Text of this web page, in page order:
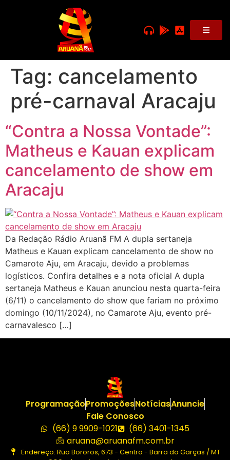
Tag: cancelamento
pré-carnaval Aracaju
“Contra a Nossa Vontade”:
Matheus e Kauan explicam
cancelamento de show em
Aracaju
Da Redação Rádio Aruanã FM A dupla sertaneja
Matheus e Kauan explicam cancelamento de show no
Camarote Aju, em Aracaju, devido a problemas
logísticos. Confira detalhes e a nota oficial A dupla
sertaneja Matheus e Kauan anunciou nesta quarta-feira
(6/11) o cancelamento do show que fariam no próximo
domingo (10/11/2024), no Camarote Aju, evento pré-
carnavalesco […]
ProgramaçãoPromoçõesNotíciasAnuncie
Fale Conosco
(66) 9 9909-1021
(66) 3401-1345
aruana@aruanafm.com.br
Endereço: Rua Bororos, 673 - Centro - Barra do Garças / MT